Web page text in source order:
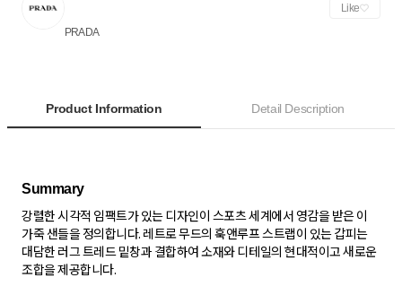
PRADA
Like
Product Information Detail Description
Summary
강렬한 시각적 임팩트가 있는 디자인이 스포츠 세계에서 영감을 받은 이
가죽 샌들을 정의합니다. 레트로 무드의 훅앤루프 스트랩이 있는 갑피는
대담한 러그 트레드 밑창과 결합하여 소재와 디테일의 현대적이고 새로운
조합을 제공합니다.